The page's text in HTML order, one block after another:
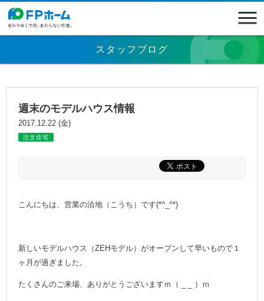
スタッフブログ
週末のモデルハウス情報
2017.12.22 (金)
注文住宅
こんにちは、営業の洽地（こうち）です(*^_^*)
新しいモデルハウス（ZEHモデル）がオープンして早いもので１
ヶ月が過ぎました。
たくさんのご来場、ありがとうございますｍ（ _ _ ）ｍ